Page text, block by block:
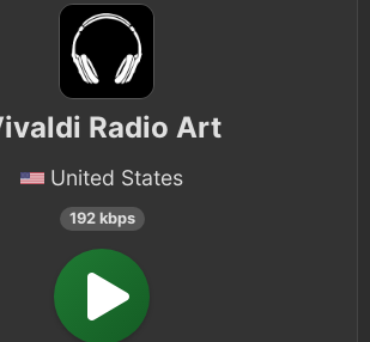
Radio Art
United States
192 kbps